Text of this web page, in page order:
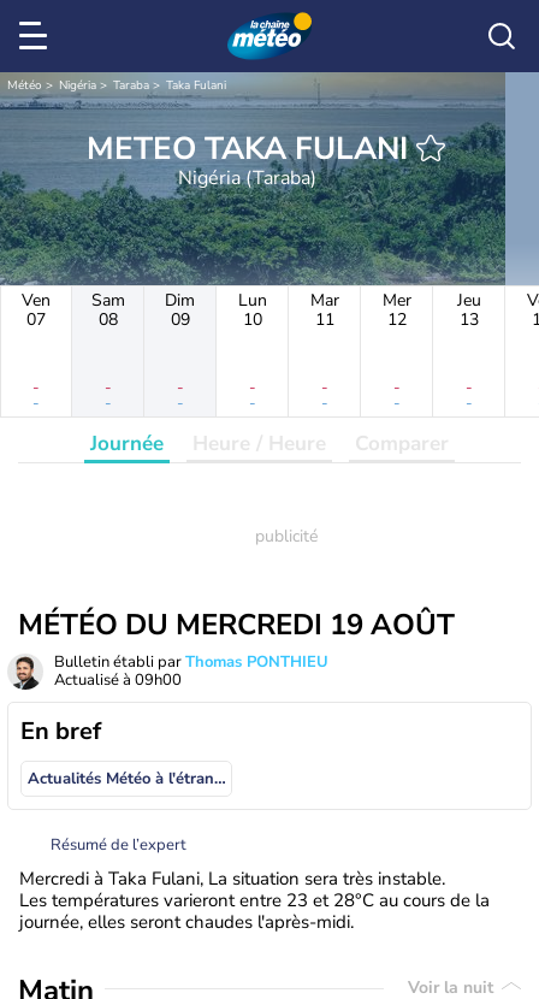
Météo Nigéria Taraba Taka Fulani
METEO TAKA FULANI
Nigéria (Taraba)
Ven
07
-
-
Sam
08
-
-
Dim
09
-
-
Lun
10
-
-
Mar
11
-
-
Mer
12
-
-
Jeu
13
-
-
Journée Heure / Heure Comparer
MÉTÉO DU MERCREDI 19 AOÛT
Bulletin établi parThomas PONTHIEU
Actualisé à 09h00
En bref
Actualités Météo à l'étranger
Résumé de l’expert
Mercredi à Taka Fulani, La situation sera très instable.
Les températures varieront entre 23 et 28°C au cours de la
journée, elles seront chaudes l'après-midi.
Matin Voir la nuit